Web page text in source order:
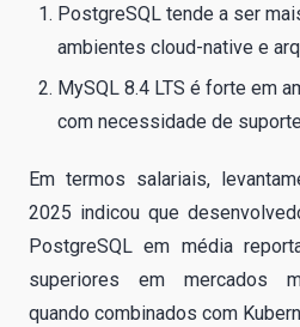
PostgreSQL tende a ser
ambientes cloud-native e
MySQL 8.4 LTS é forte em
com necessidade de
Em termos salariais,
2025 indicou que
PostgreSQL em média
superiores em mercados
quando combinados com